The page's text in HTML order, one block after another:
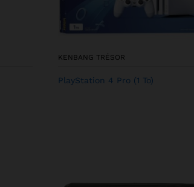
KENBANG TRÉSOR
PlayStation 4 Pro (1 To)